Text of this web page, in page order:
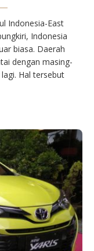
Indonesia-East
Indonesia
biasa. Daerah
dengan masing-
Hal tersebut
dari luar sana,